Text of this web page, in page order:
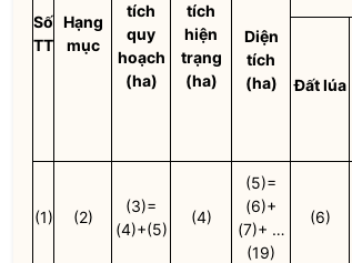
Số
TT
Hạng
mục
tích
quy
hoạch
(ha)
tích
hiện
trạng
(ha)
Diện
tích
(ha)
Đất lúa
(1) (2)
(3)=
(4)+(5)
(4)
(5)=
(6)+
(7)+ …
(19)
(6)